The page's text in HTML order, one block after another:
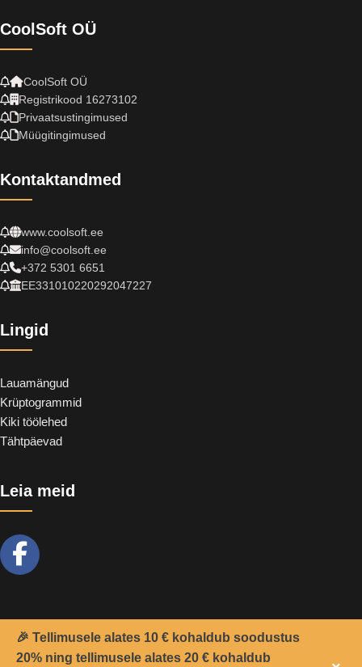
CoolSoft OÜ
CoolSoft OÜ
Registrikood 16273102
Privaatsustingimused
Müügitingimused
Kontaktandmed
www.coolsoft.ee
info@coolsoft.ee
+372 5301 6651
EE331010220292047227
Lingid
Lauamängud
Krüptogrammid
Kiki töölehed
Tähtpäevad
Leia meid
🎉 Tellimusele alates 10 € kohaldub soodustus
20% ning tellimusele alates 20 € kohaldub